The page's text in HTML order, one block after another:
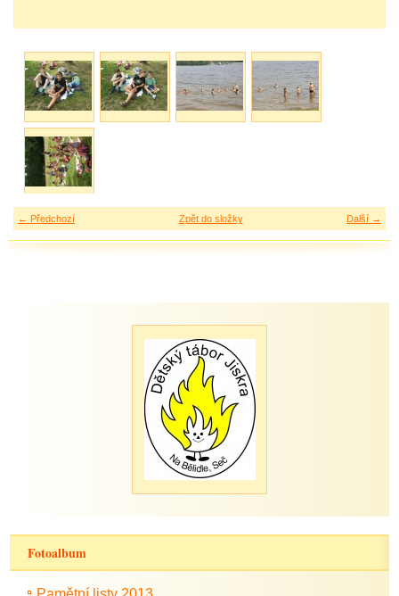
← Předchozí Další →
Zpět do složky
Fotoalbum